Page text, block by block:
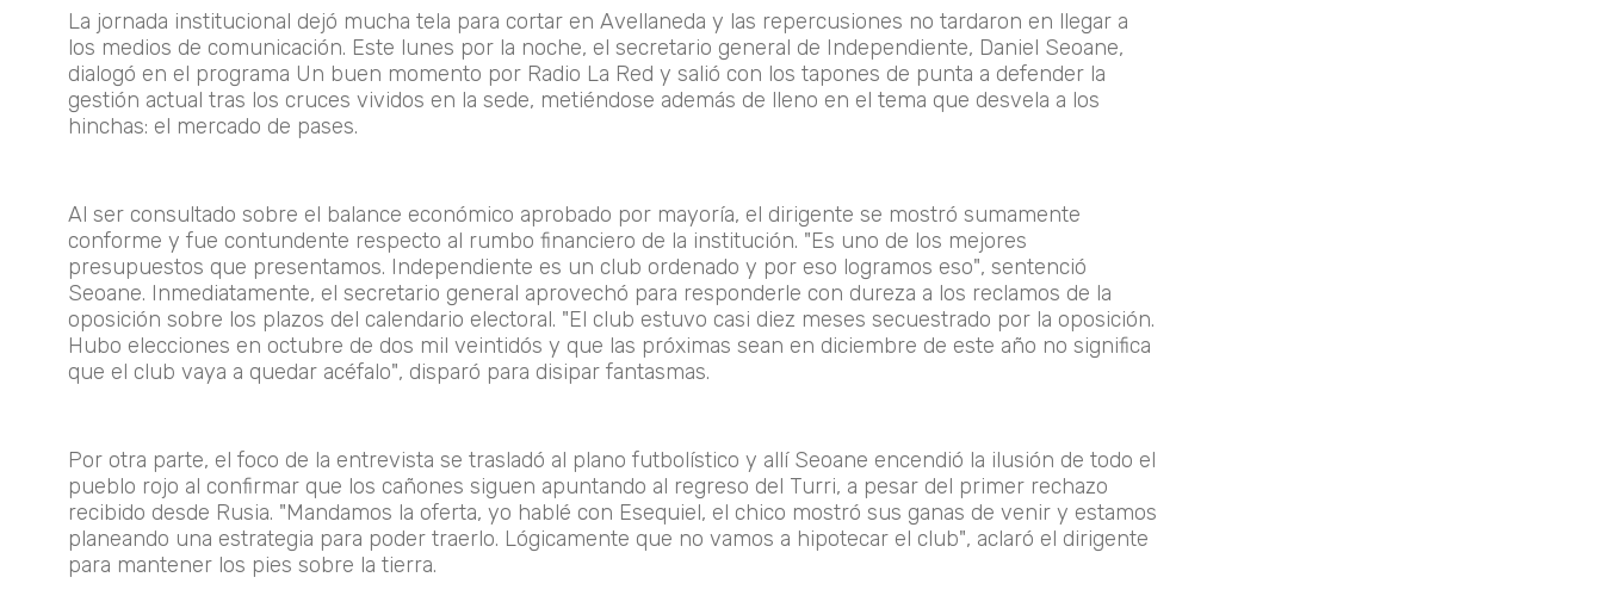
La jornada institucional dejó mucha tela para cortar en Avellaneda y las repercusiones no tardaron en llegar a
los medios de comunicación. Este lunes por la noche, el secretario general de Independiente, Daniel Seoane,
dialogó en el programa Un buen momento por Radio La Red y salió con los tapones de punta a defender la
gestión actual tras los cruces vividos en la sede, metiéndose además de lleno en el tema que desvela a los
hinchas: el mercado de pases.
Al ser consultado sobre el balance económico aprobado por mayoría, el dirigente se mostró sumamente
conforme y fue contundente respecto al rumbo financiero de la institución. "Es uno de los mejores
presupuestos que presentamos. Independiente es un club ordenado y por eso logramos eso", sentenció
Seoane. Inmediatamente, el secretario general aprovechó para responderle con dureza a los reclamos de la
oposición sobre los plazos del calendario electoral. "El club estuvo casi diez meses secuestrado por la oposición.
Hubo elecciones en octubre de dos mil veintidós y que las próximas sean en diciembre de este año no significa
que el club vaya a quedar acéfalo", disparó para disipar fantasmas.
Por otra parte, el foco de la entrevista se trasladó al plano futbolístico y allí Seoane encendió la ilusión de todo el
pueblo rojo al confirmar que los cañones siguen apuntando al regreso del Turri, a pesar del primer rechazo
recibido desde Rusia. "Mandamos la oferta, yo hablé con Esequiel, el chico mostró sus ganas de venir y estamos
planeando una estrategia para poder traerlo. Lógicamente que no vamos a hipotecar el club", aclaró el dirigente
para mantener los pies sobre la tierra.